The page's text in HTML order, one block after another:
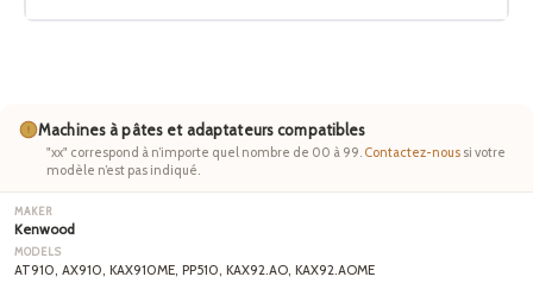
Machines à pâtes et adaptateurs compatibles
"xx" correspond à n’importe quel nombre de 00 à 99. Contactez-nous si votre
modèle n’est pas indiqué.
Kenwood
AT910, AX910, KAX910ME, PP510, KAX92.AO, KAX92.AOME